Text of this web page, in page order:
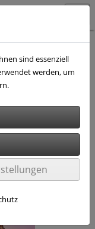
sind essenziell
werden, um